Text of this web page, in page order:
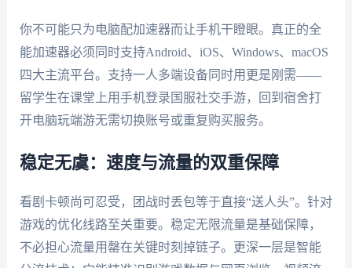
你不可能只为电脑配加速器而让手机干瞪眼。真正的全
能加速器必须同时支持Android、iOS、Windows、macOS
四大主流平台。支持一人多端设备同时用更是刚需——
留学生在课堂上用手机登录国服社交手游，回到宿舍打
开电脑玩端游无需切换账号或重复购买服务。
稳定无虞：速度与流量的双重保障
看剧卡顿尚可忍受，团战时丢包等于直接“送人头”。针对
游戏的优化线路至关重要。稳定无限流量是基础保障，
不必担心流量用罄在关键时刻掉链子。更深一层是智能